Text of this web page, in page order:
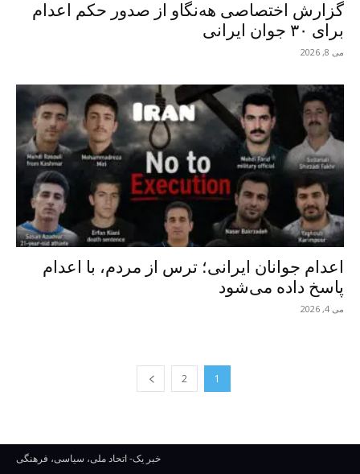
گزارش اختصاصی هه‌نگاو از صدور حکم اعدام
برای ٣٠ جوان ایرانی
می 8, 2026
اعدام جوانان ایرانی؛ ترس از مردم، با اعدام
پاسخ داده می‌شود
می 4, 2026
1
2
خبر یک- اتحاد ملی، سیاسی، فرهنگی